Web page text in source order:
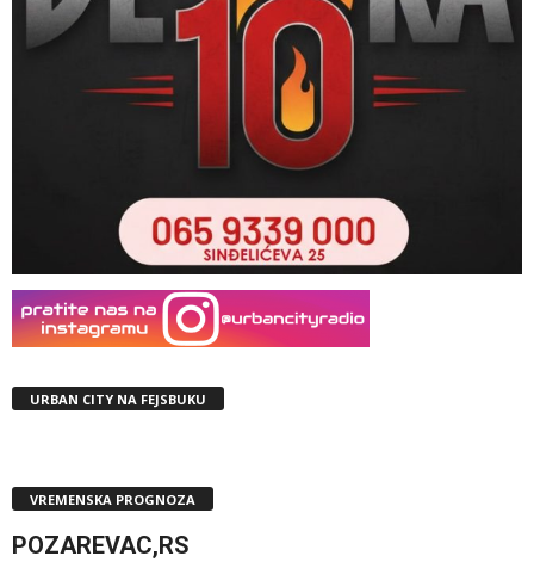
URBAN CITY NA FEJSBUKU
VREMENSKA PROGNOZA
POZAREVAC,RS